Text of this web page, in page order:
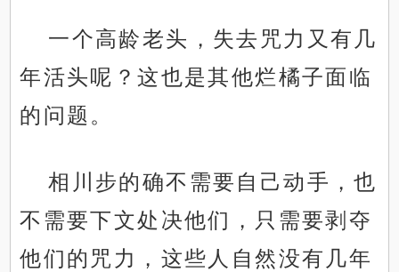
一个高龄老头，失去咒力又有几
年活头呢？这也是其他烂橘子面临
的问题。
相川步的确不需要自己动手，也
不需要下文处决他们，只需要剥夺
他们的咒力，这些人自然没有几年